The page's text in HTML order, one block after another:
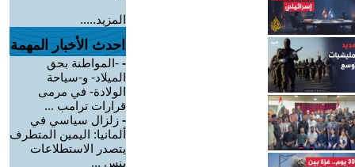
المزيد.....
احدث الأخبار المهمة
- -المواطنة بحق
الميلاد- و-سياحة
الولادة- في مرمى
قرارات ترامب ...
- زلزال سياسي في
ألمانيا: اليمين المتطرف
يتصدر الاستطلاعات
بنس ...